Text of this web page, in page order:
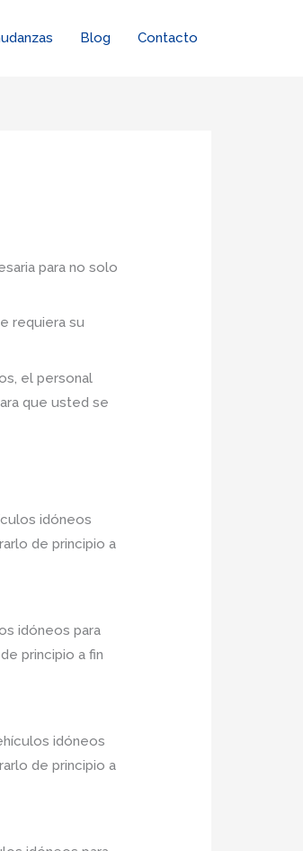
Blog Contacto
para no solo
requiera su
el personal
que usted se
idóneos
de principio a
idóneos para
principio a fin
idóneos
de principio a